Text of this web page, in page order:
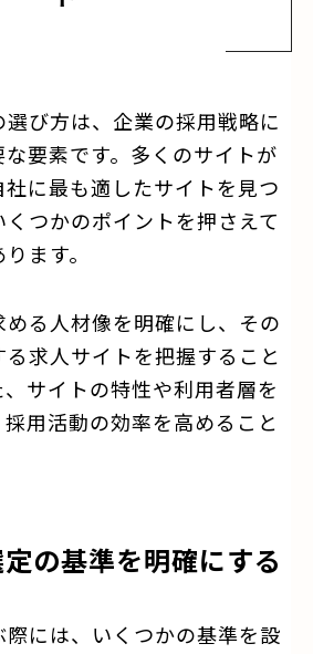
び方は、企業の採用戦略に
要素です。多くのサイトが
に最も適したサイトを見つ
つかのポイントを押さえて
ます。
める人材像を明確にし、その
求人サイトを把握すること
サイトの特性や利用者層を
用活動の効率を高めること
の基準を明確にする
には、いくつかの基準を設